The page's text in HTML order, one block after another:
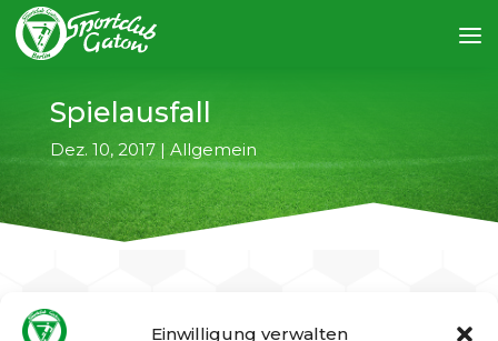
Einwilligung verwalten
Spielausfall
Dez. 10, 2017| Allgemein